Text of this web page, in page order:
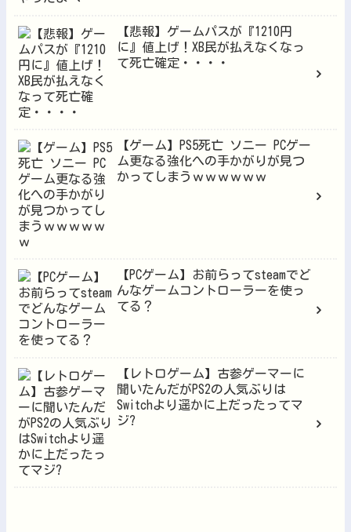
【悲報】ゲームパスが『1210円
に』値上げ！XB民が払えなくなっ
て死亡確定・・・・
【ゲーム】PS5死亡 ソニー PCゲー
ム更なる強化への手かがりが見つ
かってしまうｗｗｗｗｗｗ
【PCゲーム】お前らってsteamでど
んなゲームコントローラーを使っ
てる？
【レトロゲーム】古参ゲーマーに
聞いたんだがPS2の人気ぶりは
Switchより遥かに上だったってマ
ジ?